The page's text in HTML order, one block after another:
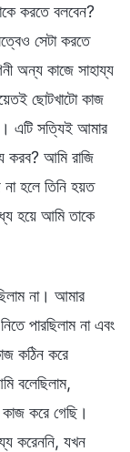
করতে বলবেন?
সেটা করতে
অন্য কাজে সাহায্য
ছোটখাটো কাজ
এটি সত্যিই আমার
করব? আমি রাজি
হলে তিনি হয়ত
হয়ে আমি তাকে
না। আমার
পারছিলাম না এবং
কঠিন করে
বলেছিলাম,
করে গেছি।
করেননি, যখন